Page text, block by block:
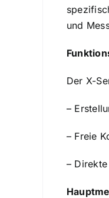
und
Der X-
–
– Freie
–